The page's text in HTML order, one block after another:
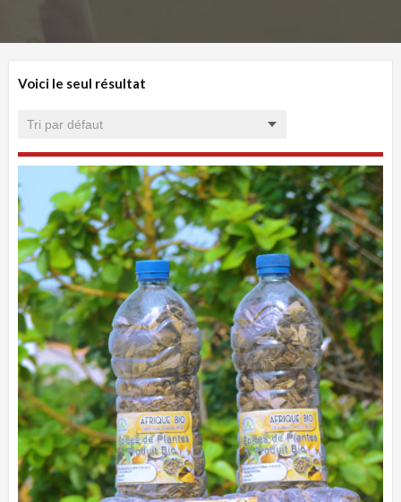
Voici le seul résultat